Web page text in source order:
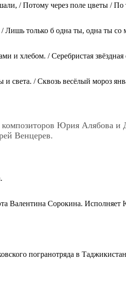
/ Потому через поле цветы / По
/ Лишь только б одна ты, одна ты со
и хлебом. / Серебристая
и света. / Сквозь весёлый мороз
Юрия Алябова и
Венцерев.
Валентина Сорокина.
погранотряда в